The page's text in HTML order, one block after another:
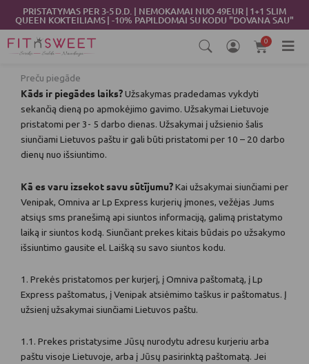
content
PRISTATYMAS PER 3-5 D.D. | NEMOKAMAI NUO 49EUR | 1+1 SLIM
QUEEN KOKTEILIAMS | -10% PAPILDOMAI SU KODU "DOVANA SAU"
0
Cart
Preču piegāde
Kāds ir piegādes laiks?Užsakymas pradedamas vykdyti
sekančią dieną po apmokėjimo gavimo. Užsakymai Lietuvoje
pristatomi per 3- 5 darbo dienas. Užsakymai į užsienio šalis
siunčiami Lietuvos paštu ir gali būti pristatomi per 10 – 20 darbo
dienų nuo išsiuntimo.
Kā es varu izsekot savu sūtījumu?Kai užsakymai siunčiami per
Venipak, Omniva ar Lp Express kurjerių įmones, vežėjas Jums
atsiųs sms pranešimą api siuntos informaciją, galimą pristatymo
laiką ir siuntos kodą. Siunčiant prekes kitais būdais po užsakymo
išsiuntimo gausite el. Laišką su savo siuntos kodu.
1. Prekės pristatomos per kurjerį, į Omniva paštomatą, į Lp
Express paštomatus, į Venipak atsiėmimo taškus ir paštomatus. Į
užsienį užsakymai siunčiami Lietuvos paštu.
1.1. Prekes pristatysime Jūsų nurodytu adresu kurjeriu arba
paštu visoje Lietuvoje, arba į Jūsų pasirinktą paštomatą. Jei